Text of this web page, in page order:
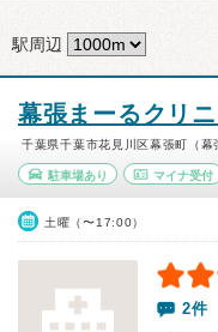
駅周辺
幕張まーるクリ
千葉県千葉市花見川区幕張町（幕
駐車場あり マイナ受付
土曜（〜17:00）
2件